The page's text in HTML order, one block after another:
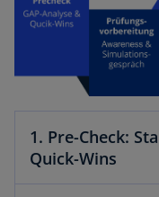
1. Pre-Check:
Quick-Wins